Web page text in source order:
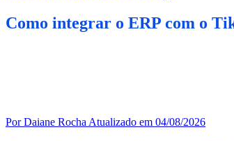
Como integrar o ERP com o
Por Daiane Rocha Atualizado em 04/08/2026